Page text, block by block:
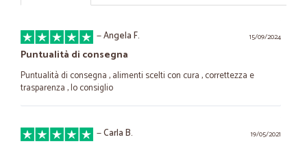
15/09/2024
—Angela F.
Puntualità di consegna
Puntualità di consegna , alimenti scelti con cura , correttezza e
trasparenza , lo consiglio
19/05/2021
—Carla B.